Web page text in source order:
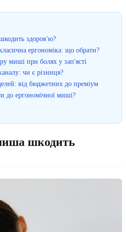
здоров'ю?
ергономіка: що обрати?
миші при болях у зап'ясті
чи є різниця?
від бюджетних до преміум
до ергономічної миші?
шкодить